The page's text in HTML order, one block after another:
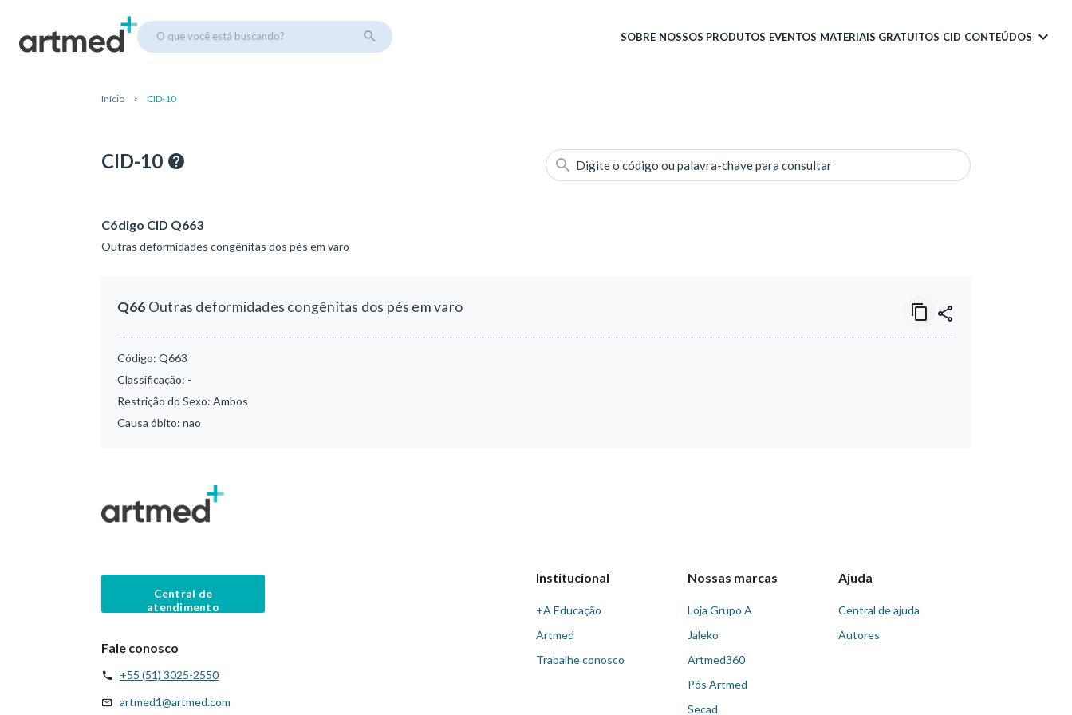
O que você está buscando? SOBRE NOSSOS PRODUTOS EVENTOS MATERIAIS GRATUITOS CID CONTEÚDOS
Início CID-10
CID-10 Digite o código ou palavra-chave para consultar
Código CID Q663
Outras deformidades congênitas dos pés em varo
Q66 Outras deformidades congênitas dos pés em varo
Código: Q663
Classificação: -
Restrição do Sexo: Ambos
Causa óbito: nao
Central de
atendimento
Fale conosco
+55 (51) 3025-2550
artmed1@artmed.com
Institucional
+A Educação
Artmed
Trabalhe conosco
Nossas marcas
Loja Grupo A
Jaleko
Artmed360
Pós Artmed
Secad
Ajuda
Central de ajuda
Autores